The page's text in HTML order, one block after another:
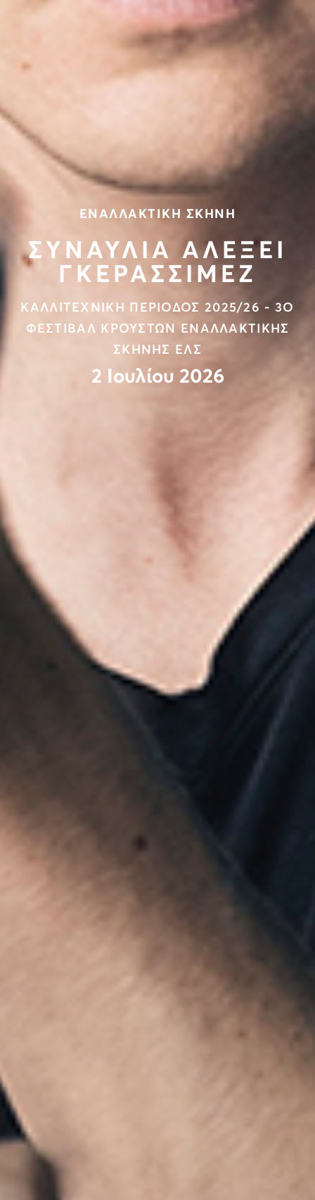
ΕΝΑΛΛΑΚΤΙΚΗ ΣΚΗΝΗ
ΣΥΝΑΥΛΙΑ ΑΛΕΞΕΙ
ΓΚΕΡΑΣΣΙΜΕΖ
ΚΑΛΛΙΤΕΧΝΙΚΗ ΠΕΡΙΟΔΟΣ 2025/26 - 3Ο
ΦΕΣΤΙΒΑΛ ΚΡΟΥΣΤΩΝ ΕΝΑΛΛΑΚΤΙΚΗΣ
ΣΚΗΝΗΣ ΕΛΣ
2 Ιουλίου 2026